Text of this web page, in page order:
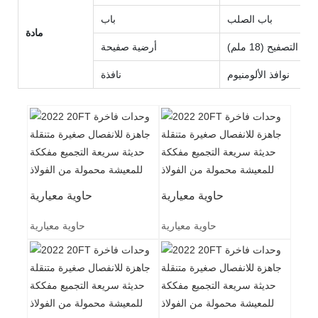
مادة
باب باب الصلب
أرضية صفيحة التصفيح (18 ملم)
نافذة نوافذ الألومنيوم
حاوية معيارية
حاوية معيارية
حاوية معيارية
حاوية معيارية
A المزايامن Lida منزل حاوية مسطح
1 、 التثبيت السهل